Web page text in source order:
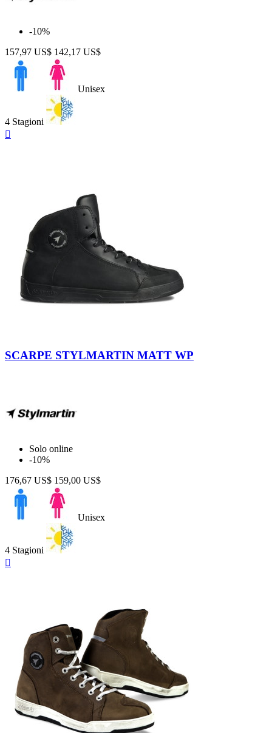
-10%
157,97 US$ 142,17 US$
Unisex
4 Stagioni

SCARPE STYLMARTIN MATT WP
Solo online
-10%
176,67 US$ 159,00 US$
Unisex
4 Stagioni
